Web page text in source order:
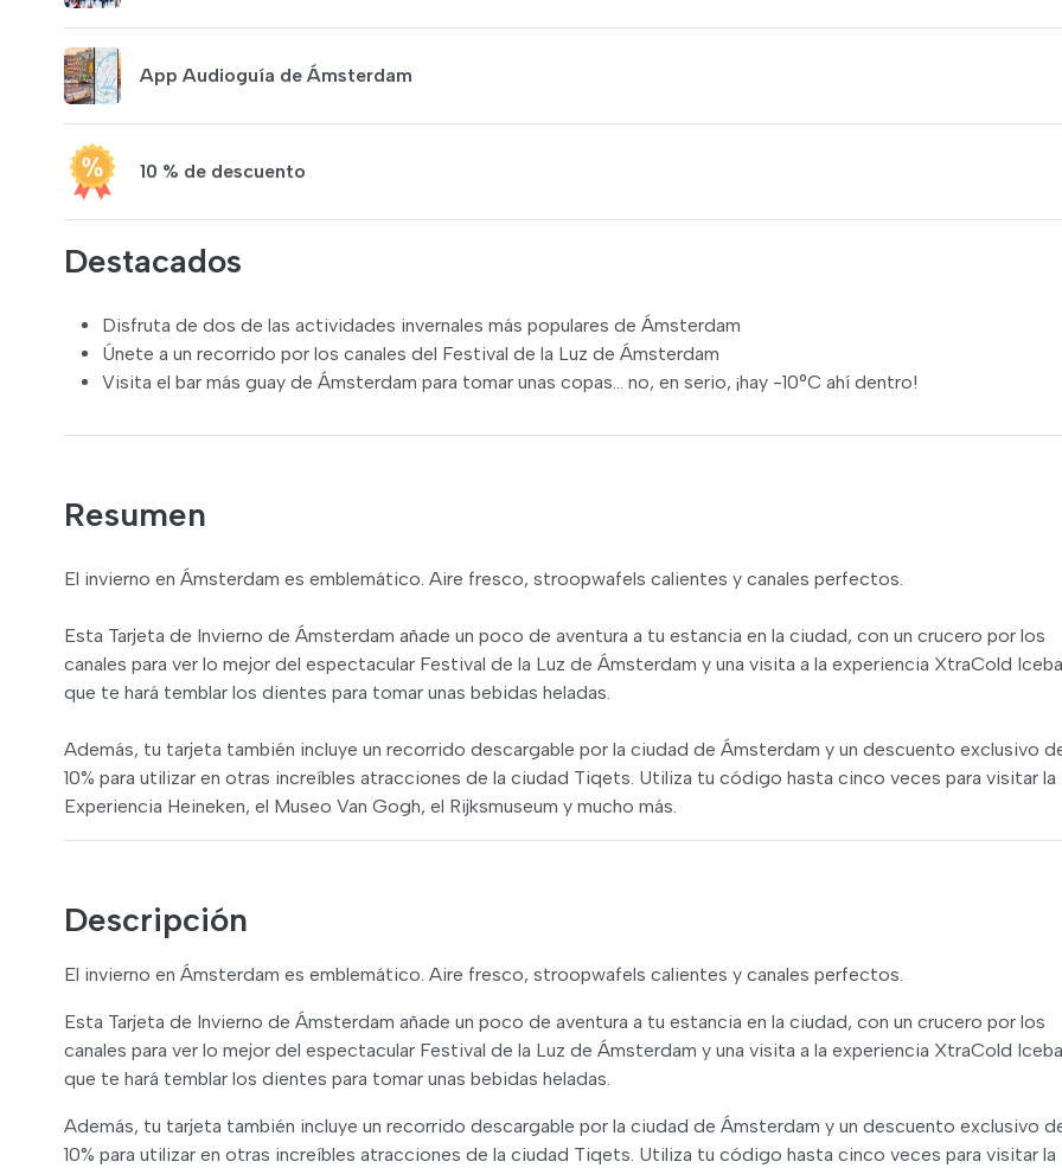
App Audioguía de Ámsterdam
10 % de descuento
Destacados
Disfruta de dos de las actividades invernales más populares de Ámsterdam
Únete a un recorrido por los canales del Festival de la Luz de Ámsterdam
Visita el bar más guay de Ámsterdam para tomar unas copas... no, en serio, ¡hay -10°C ahí dentro!
Resumen
El invierno en Ámsterdam es emblemático. Aire fresco, stroopwafels calientes y canales perfectos.
Esta Tarjeta de Invierno de Ámsterdam añade un poco de aventura a tu estancia en la ciudad, con un crucero por los
canales para ver lo mejor del espectacular Festival de la Luz de Ámsterdam y una visita a la experiencia XtraCold
que te hará temblar los dientes para tomar unas bebidas heladas.
Además, tu tarjeta también incluye un recorrido descargable por la ciudad de Ámsterdam y un descuento exclusivo
10% para utilizar en otras increíbles atracciones de la ciudad Tiqets. Utiliza tu código hasta cinco veces para visitar la
Experiencia Heineken, el Museo Van Gogh, el Rijksmuseum y mucho más.
Descripción
El invierno en Ámsterdam es emblemático. Aire fresco, stroopwafels calientes y canales perfectos.
Esta Tarjeta de Invierno de Ámsterdam añade un poco de aventura a tu estancia en la ciudad, con un crucero por los
canales para ver lo mejor del espectacular Festival de la Luz de Ámsterdam y una visita a la experiencia XtraCold
que te hará temblar los dientes para tomar unas bebidas heladas.
Además, tu tarjeta también incluye un recorrido descargable por la ciudad de Ámsterdam y un descuento exclusivo
10% para utilizar en otras increíbles atracciones de la ciudad Tiqets. Utiliza tu código hasta cinco veces para visitar la